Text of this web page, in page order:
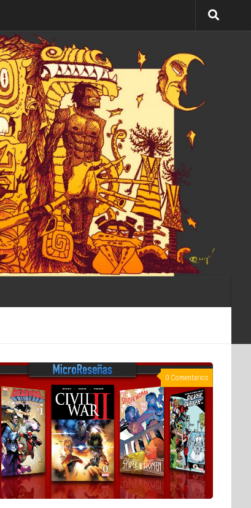
0 Comentarios